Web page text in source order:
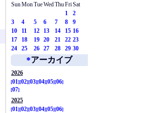
SunMonTueWed ThuFriSat
1
2
3
4 5 6 7 8
9
10
11 12 13 14 15 16
17
18 19 20 21 22 23
24
25 26 27 28 29 30
*アーカイブ
2026
01
02 03 04 05 06
07
2025
01
02 03 04 05 06